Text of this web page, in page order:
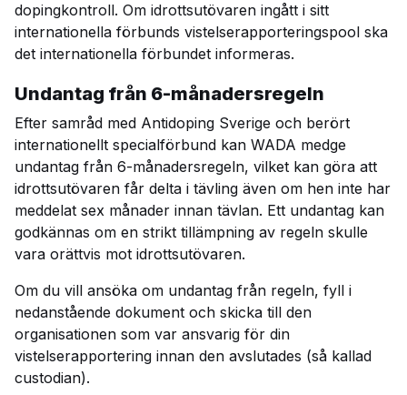
dopingkontroll. Om idrottsutövaren ingått i sitt
internationella förbunds vistelserapporteringspool ska
det internationella förbundet informeras.
Undantag från 6-månadersregeln
Efter samråd med Antidoping Sverige och berört
internationellt specialförbund kan WADA medge
undantag från 6-månadersregeln, vilket kan göra att
idrottsutövaren får delta i tävling även om hen inte har
meddelat sex månader innan tävlan. Ett undantag kan
godkännas om en strikt tillämpning av regeln skulle
vara orättvis mot idrottsutövaren.
Om du vill ansöka om undantag från regeln, fyll i
nedanstående dokument och skicka till den
organisationen som var ansvarig för din
vistelserapportering innan den avslutades (så kallad
custodian).